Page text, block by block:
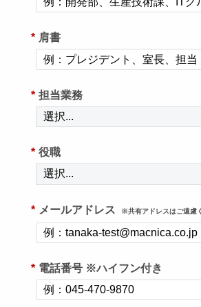
* 肩書
* 担当業務
* 役職
* メールアドレス ※共有アドレスはご遠慮
* 電話番号 ※ハイフン付き